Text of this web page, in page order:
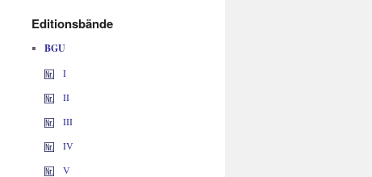
Editionsbände
BGU
I
II
III
IV
V